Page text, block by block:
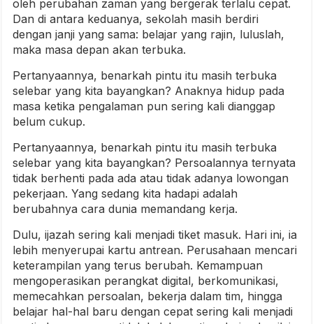
oleh perubahan zaman yang bergerak terlalu cepat.
Dan di antara keduanya, sekolah masih berdiri
dengan janji yang sama: belajar yang rajin, luluslah,
maka masa depan akan terbuka.
Pertanyaannya, benarkah pintu itu masih terbuka
selebar yang kita bayangkan? Anaknya hidup pada
masa ketika pengalaman pun sering kali dianggap
belum cukup.
Pertanyaannya, benarkah pintu itu masih terbuka
selebar yang kita bayangkan? Persoalannya ternyata
tidak berhenti pada ada atau tidak adanya lowongan
pekerjaan. Yang sedang kita hadapi adalah
berubahnya cara dunia memandang kerja.
Dulu, ijazah sering kali menjadi tiket masuk. Hari ini, ia
lebih menyerupai kartu antrean. Perusahaan mencari
keterampilan yang terus berubah. Kemampuan
mengoperasikan perangkat digital, berkomunikasi,
memecahkan persoalan, bekerja dalam tim, hingga
belajar hal-hal baru dengan cepat sering kali menjadi